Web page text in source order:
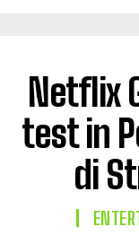
Netflix
test in
di